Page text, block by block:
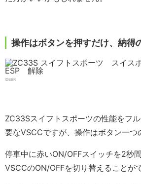
操作はボタンを押すだけ、納得
©️BBR
ZC33Sスイフトスポーツの性能をフ
要なVSCCですが、操作はボタン一つ
停車中に赤いON/OFFスイッチを2秒
VSCCのON/OFFを切り替えることが